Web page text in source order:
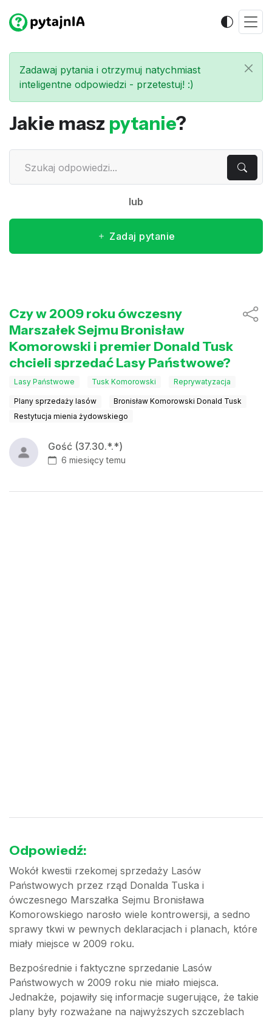
Zadawaj pytania i otrzymuj natychmiast
inteligentne odpowiedzi - przetestuj! :)
Jakie masz pytanie?
lub
Zadaj pytanie
Czy w 2009 roku ówczesny
Marszałek Sejmu Bronisław
Komorowski i premier Donald Tusk
chcieli sprzedać Lasy Państwowe?
Lasy Państwowe Tusk Komorowski Reprywatyzacja
Plany sprzedaży lasów
Bronisław Komorowski Donald Tusk
Restytucja mienia żydowskiego
Gość (37.30.*.*)
6 miesięcy temu
Odpowiedź:
Wokół kwestii rzekomej sprzedaży Lasów
Państwowych przez rząd Donalda Tuska i
ówczesnego Marszałka Sejmu Bronisława
Komorowskiego narosło wiele kontrowersji, a sedno
sprawy tkwi w pewnych deklaracjach i planach, które
miały miejsce w 2009 roku.
Bezpośrednie i faktyczne sprzedanie Lasów
Państwowych w 2009 roku nie miało miejsca.
Jednakże, pojawiły się informacje sugerujące, że takie
plany były rozważane na najwyższych szczeblach